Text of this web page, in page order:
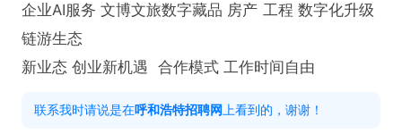
企业AI服务 文博文旅数字藏品 房产 工程 数字化升级
链游生态
新业态 创业新机遇  合作模式 工作时间自由
联系我时请说是在呼和浩特招聘网 上看到的，谢谢！